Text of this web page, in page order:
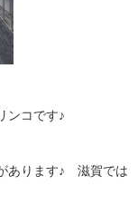
コです♪
あります♪ 滋賀では